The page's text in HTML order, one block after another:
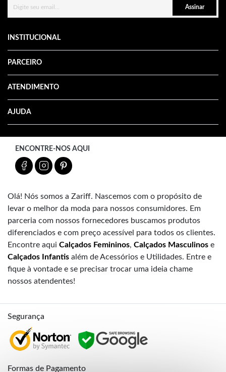
Assinar
INSTITUCIONAL
PARCEIRO
ATENDIMENTO
AJUDA
ENCONTRE-NOS AQUI
Olá! Nós somos a Zariff. Nascemos com o propósito de
levar o melhor da moda para nossos consumidores. Em
parceria com nossos fornecedores buscamos produtos
diferenciados e com preço acessível para todos os clientes.
Encontre aqui Calçados Femininos, Calçados Masculinos e
Calçados Infantis além de Acessórios e Utilidades. Entre e
fique à vontade e se precisar trocar uma ideia chame
nossos atendentes!
Segurança
Formas de Pagamento